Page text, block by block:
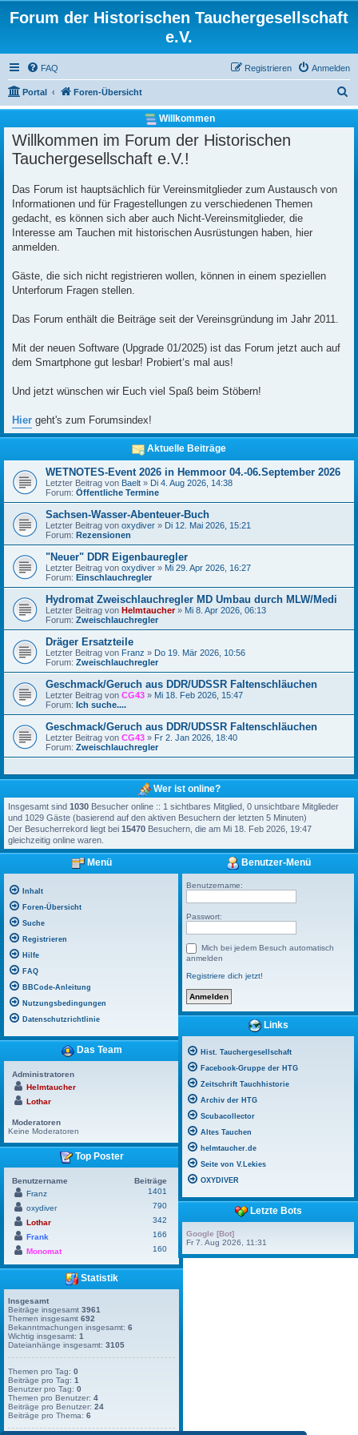
Forum der Historischen Tauchergesellschaft
e.V.
FAQ Anmelden
Registrieren
Portal Foren-Übersicht
u
c
Willkommen
Willkommen im Forum der Historischen
Tauchergesellschaft e.V.!
Das Forum ist hauptsächlich für Vereinsmitglieder zum Austausch von
Informationen und für Fragestellungen zu verschiedenen Themen
gedacht, es können sich aber auch Nicht-Vereinsmitglieder, die
Interesse am Tauchen mit historischen Ausrüstungen haben, hier
anmelden.
Gäste, die sich nicht registrieren wollen, können in einem speziellen
Unterforum Fragen stellen.
Das Forum enthält die Beiträge seit der Vereinsgründung im Jahr 2011.
Mit der neuen Software (Upgrade 01/2025) ist das Forum jetzt auch auf
dem Smartphone gut lesbar! Probiert‘s mal aus!
Und jetzt wünschen wir Euch viel Spaß beim Stöbern!
Hier geht's zum Forumsindex!
Aktuelle Beiträge
WETNOTES-Event 2026 in Hemmoor 04.-06.September 2026
Letzter Beitrag von Baelt » Di 4. Aug 2026, 14:38
Forum: Öffentliche Termine
Sachsen-Wasser-Abenteuer-Buch
Letzter Beitrag von oxydiver » Di 12. Mai 2026, 15:21
Forum: Rezensionen
"Neuer" DDR Eigenbauregler
Letzter Beitrag von oxydiver » Mi 29. Apr 2026, 16:27
Forum: Einschlauchregler
Hydromat Zweischlauchregler MD Umbau durch MLW/Medi
Letzter Beitrag von Helmtaucher» Mi 8. Apr 2026, 06:13
Forum: Zweischlauchregler
Dräger Ersatzteile
Letzter Beitrag von Franz » Do 19. Mär 2026, 10:56
Forum: Zweischlauchregler
Geschmack/Geruch aus DDR/UDSSR Faltenschläuchen
Letzter Beitrag von CG43 » Mi 18. Feb 2026, 15:47
Forum: Ich suche....
Geschmack/Geruch aus DDR/UDSSR Faltenschläuchen
Letzter Beitrag von CG43 » Fr 2. Jan 2026, 18:40
Forum: Zweischlauchregler
Wer ist online?
Insgesamt sind 1030 Besucher online :: 1 sichtbares Mitglied, 0 unsichtbare Mitglieder
und 1029 Gäste (basierend auf den aktiven Besuchern der letzten 5 Minuten)
Der Besucherrekord liegt bei 15470 Besuchern, die am Mi 18. Feb 2026, 19:47
gleichzeitig online waren.
Menü
Inhalt
Foren-Übersicht
Suche
Registrieren
Hilfe
FAQ
BBCode-Anleitung
Nutzungsbedingungen
Datenschutzrichtlinie
Das Team
Administratoren
Helmtaucher
Lothar
Moderatoren
Keine Moderatoren
Top Poster
Benutzername
Beiträge
Franz
1401
oxydiver
790
Lothar
342
Frank
166
Monomat
160
Statistik
Insgesamt
Beiträge insgesamt 3961
Themen insgesamt 692
Bekanntmachungen insgesamt: 6
Wichtig insgesamt: 1
Dateianhänge insgesamt: 3105
Themen pro Tag: 0
Beiträge pro Tag: 1
Benutzer pro Tag: 0
Themen pro Benutzer: 4
Beiträge pro Benutzer: 24
Beiträge pro Thema: 6
Benutzer-Menü
Benutzername:
Passwort:
Mich bei jedem Besuch automatisch
anmelden
Registriere dich jetzt!
Links
Hist. Tauchergesellschaft
Facebook-Gruppe der HTG
Zeitschrift Tauchhistorie
Archiv der HTG
Scubacollector
Altes Tauchen
helmtaucher.de
Seite von V.Lekies
OXYDIVER
Letzte Bots
Google [Bot]
Fr 7. Aug 2026, 11:31